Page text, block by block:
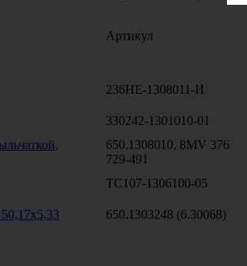
Артикул
236НЕ-1308011-И
330242-1301010-01
650.1308010, 8MV 376
729-491
ТС107-1306100-05
650.1303248 (6.30068)